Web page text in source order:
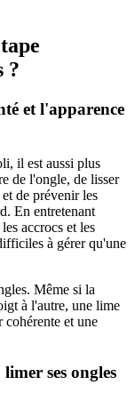
?
et l'apparence
il est aussi plus
de l'ongle, de lisser
de prévenir les
En entretenant
accrocs et les
à gérer qu'une
Même si la
à l'autre, une lime
et une
ses ongles